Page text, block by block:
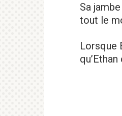
Sa
tout le
Lorsque